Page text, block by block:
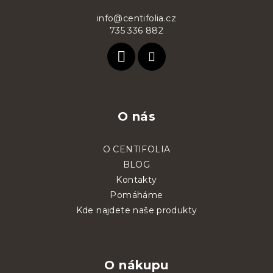
info@centifolia.cz
735 336 882
O nás
O CENTIFOLIA
BLOG
Kontakty
Pomáháme
Kde najdete naše produkty
O nákupu